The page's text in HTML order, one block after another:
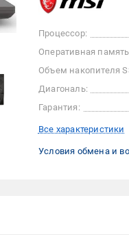
Процессор:
Оперативная
Объем накопителя
Диагональ:
Гарантия:
Все характеристики
Условия обмена и